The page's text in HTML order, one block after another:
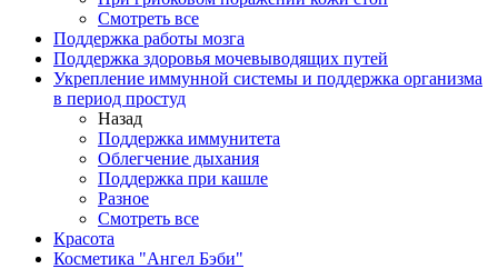
Смотреть все
Поддержка работы мозга
Поддержка здоровья мочевыводящих путей
Укрепление иммунной системы и поддержка организма
в период простуд
Назад
Поддержка иммунитета
Облегчение дыхания
Поддержка при кашле
Разное
Смотреть все
Красота
Косметика "Ангел Бэби"